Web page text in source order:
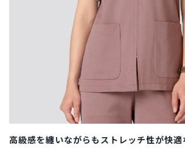
高級感を纏いながらもストレッチ性が快適